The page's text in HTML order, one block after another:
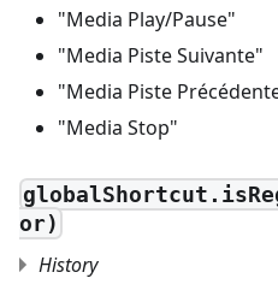
"Media Play/Pause"
"Media Piste Suivante"
"Media Piste
"Media Stop"
or)
History